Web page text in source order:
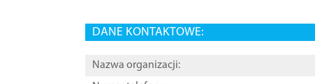
DANE KONTAKTOWE:
Nazwa organizacji: